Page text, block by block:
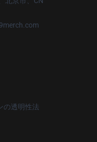
の透明性法